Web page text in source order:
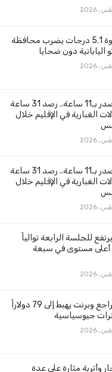
زلزال بقوة 5.1 درجات يضرب محافظة
اليابانية دون ضحايا
إيران تتصدر بـ11 ساعة.. رصد 31 ساعة
الغبارية في الإقليم خلال
إيران تتصدر بـ11 ساعة.. رصد 31 ساعة
الغبارية في الإقليم خلال
للجلسة الرابعة توالياً
مستوى في سبعة
النفط يتراجع وبرنت يهبط إلى 79 دولاراً
جيوسياسية
وأتربة مثارة على عدة